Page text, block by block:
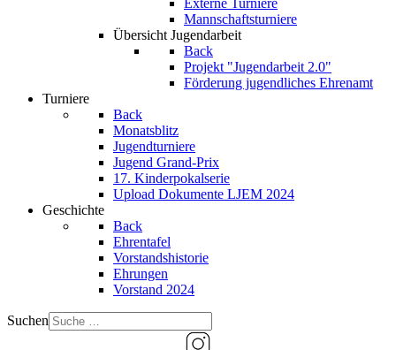
Externe Turniere
Mannschaftsturniere
Übersicht Jugendarbeit
Back
Projekt "Jugendarbeit 2.0"
Förderung jugendliches Ehrenamt
Turniere
Back
Monatsblitz
Jugendturniere
Jugend Grand-Prix
17. Kinderpokalserie
Upload Dokumente LJEM 2024
Geschichte
Back
Ehrentafel
Vorstandshistorie
Ehrungen
Vorstand 2024
Suchen